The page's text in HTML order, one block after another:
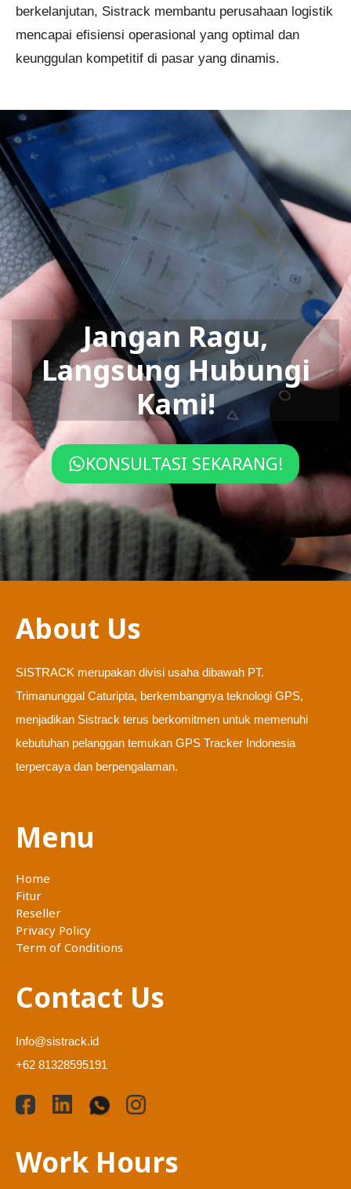
berkelanjutan, Sistrack membantu perusahaan logistik
mencapai efisiensi operasional yang optimal dan
keunggulan kompetitif di pasar yang dinamis.
Jangan Ragu,
Langsung Hubungi
Kami!
KONSULTASI SEKARANG!
About Us
SISTRACK merupakan divisi usaha dibawah PT.
Trimanunggal Caturipta, berkembangnya teknologi GPS,
menjadikan Sistrack terus berkomitmen untuk memenuhi
kebutuhan pelanggan temukan GPS Tracker Indonesia
terpercaya dan berpengalaman.
Menu
Home
Fitur
Reseller
Privacy Policy
Term of Conditions
Contact Us
Info@sistrack.id
+62 81328595191
Work Hours